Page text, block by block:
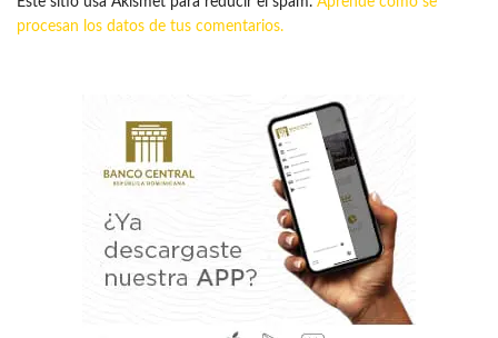
procesan los datos de tus comentarios.